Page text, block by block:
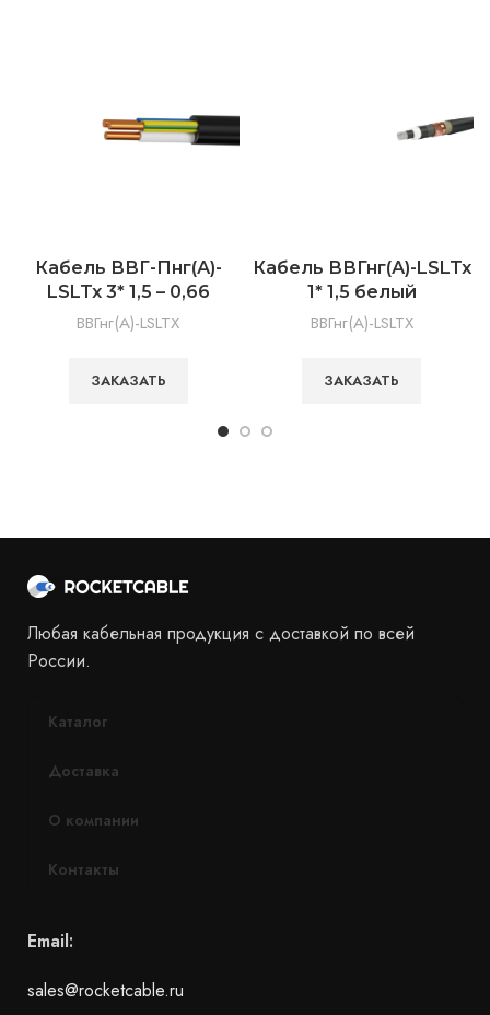
Кабель ВВГ-Пнг(А)-
LSLTx 3* 1,5 – 0,66
ВВГнг(А)-LSLTX
ЗАКАЗАТЬ
Кабель ВВГнг(А)-LSLTx
1* 1,5 белый
ВВГнг(А)-LSLTX
ЗАКАЗАТЬ
Любая кабельная продукция с доставкой по всей
России.
Каталог
Доставка
О компании
Контакты
Email:
sales@rocketcable.ru